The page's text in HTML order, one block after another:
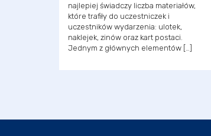
najlepiej świadczy liczba materiałów,
które trafiły do uczestniczek i
uczestników wydarzenia: ulotek,
naklejek, zinów oraz kart postaci.
Jednym z głównych elementów […]